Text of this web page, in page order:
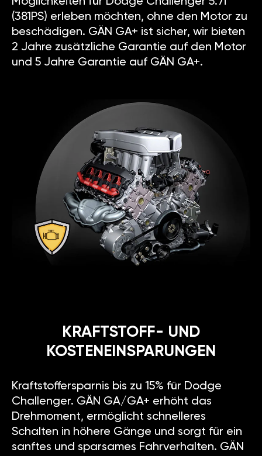
(381PS) erleben möchten, ohne den Motor zu
beschädigen. GÄN GA+ ist sicher, wir bieten
2 Jahre zusätzliche Garantie auf den Motor
und 5 Jahre Garantie auf GÄN GA+.
KRAFTSTOFF- UND
KOSTENEINSPARUNGEN
Kraftstoffersparnis bis zu 15% für Dodge
Challenger. GÄN GA/GA+ erhöht das
Drehmoment, ermöglicht schnelleres
Schalten in höhere Gänge und sorgt für ein
sanftes und sparsames Fahrverhalten. GÄN